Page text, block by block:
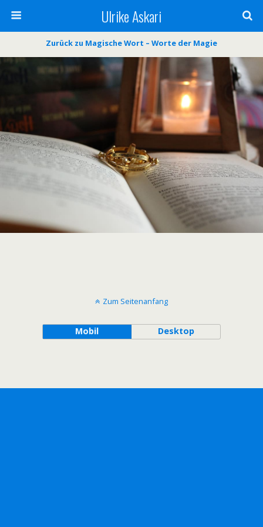
Ulrike Askari
Zurück zu Magische Wort – Worte der Magie
Zum Seitenanfang
Mobil Desktop